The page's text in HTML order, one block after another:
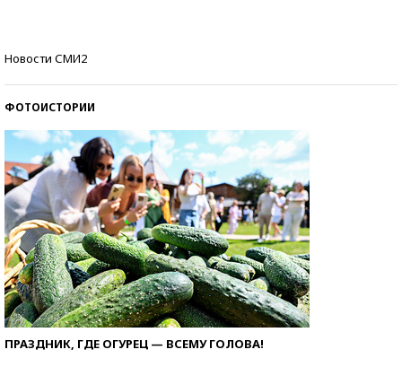
Новости СМИ2
ФОТОИСТОРИИ
ПРАЗДНИК, ГДЕ ОГУРЕЦ — ВСЕМУ ГОЛОВА!